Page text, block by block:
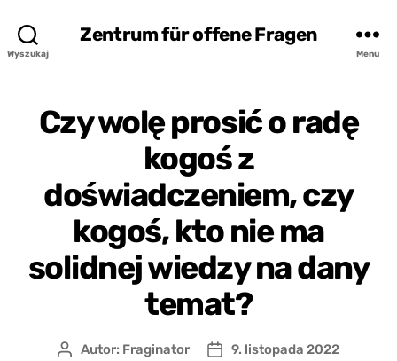
Wyszukaj
Zentrum für offene Fragen
Menu
Czy wolę prosić o radę
kogoś z
doświadczeniem, czy
kogoś, kto nie ma
solidnej wiedzy na dany
temat?
AutorAutor: Fraginator
Data9. listopada 2022